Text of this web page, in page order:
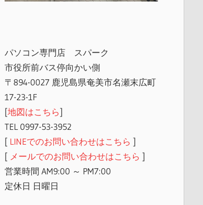
パソコン専門店 スパーク
市役所前バス停向かい側
〒894-0027 鹿児島県奄美市名瀬末広町
17-23-1F
[地図はこちら]
TEL 0997-53-3952
[ LINEでのお問い合わせはこちら ]
[ メールでのお問い合わせはこちら ]
営業時間 AM9:00 ～ PM7:00
定休日 日曜日